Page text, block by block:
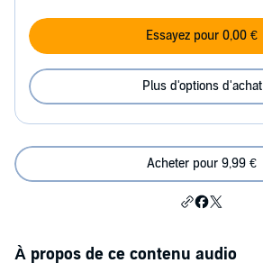
Essayez pour 0,00 €
Plus d'options d'achat
Acheter pour 9,99 €
À propos de ce contenu audio